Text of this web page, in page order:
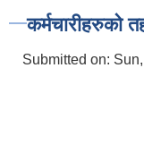
कर्मचारीहरुको
Submitted on: